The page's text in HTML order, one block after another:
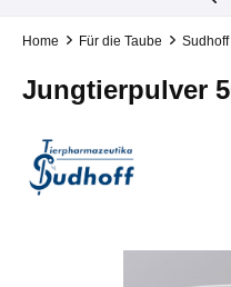
Home Für die Taube Sudhoff
Jungtierpulver